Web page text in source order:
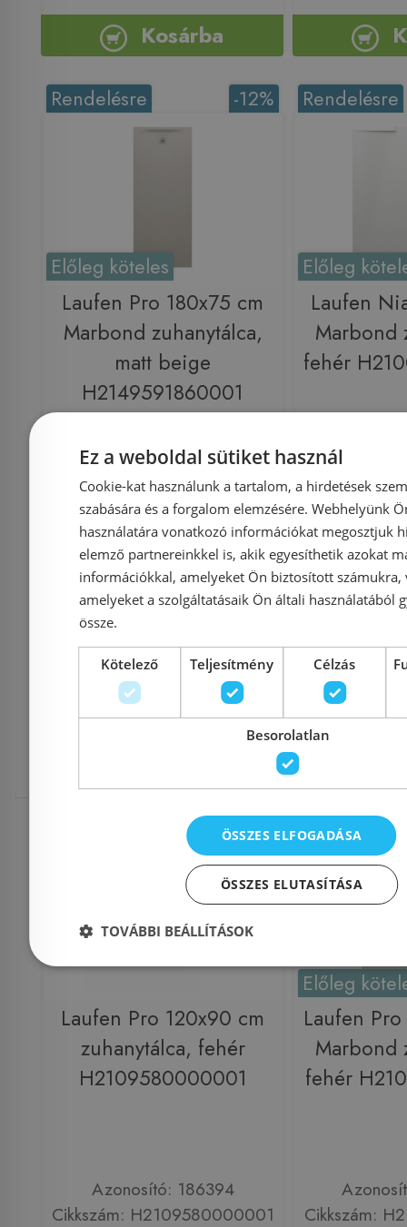
Kosárba
-12%
Rendelésre
Előleg köteles
Laufen Pro 180x75 cm
Marbond zuhanytálca,
matt beige
H2149591860001
Cikkszám: H2149591860001
199 262 Ft176 270 Ft
Kosárba
Rendelésre
Előleg
Laufen
Marbond
fehér
Cikkszám:
179 288 Ft
Mások
megnézték
-19%
Laufen Pro 120x90 cm
zuhanytálca, fehér
H2109580000001
Azonosító: 186394
Cikkszám: H2109580000001
Rendelésre
Előleg
Laufen
Marbond
fehér
Cikkszám:
Ez a weboldal sütiket használ
Cookie-kat használunk a tartalom, a hirdetések
szabására és a forgalom elemzésére. Webhelyünk
használatára vonatkozó információkat megosztjuk
elemző partnereinkkel is, akik egyesíthetik azokat
információkkal, amelyeket Ön biztosított számukra,
amelyeket a szolgáltatásaik Ön általi használatából
össze.
Kötelező Teljesítmény Célzás
Besorolatlan
ÖSSZES ELFOGADÁSA
ÖSSZES ELUTASÍTÁSA
TOVÁBBI BEÁLLÍTÁSOK